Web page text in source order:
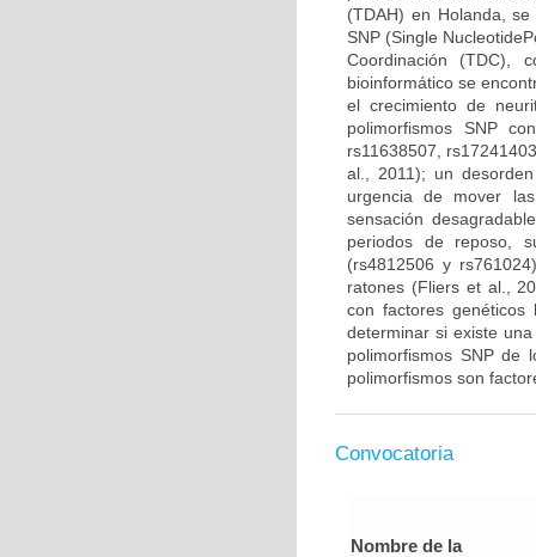
(TDAH) en Holanda,
SNP (Single
Coordinación (TDC),
bioinformático se
el crecimiento de
polimorfismos SNP
rs11638507,
al., 2011); un
urgencia de mover
sensación
periodos de reposo,
(rs4812506 y
ratones (Fliers et al.,
con factores
determinar si existe
polimorfismos SNP de
polimorfismos son
Convocatoria
Nombre de la